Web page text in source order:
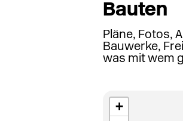
Bauten
Pläne, Fotos,
Bauwerke,
was mit wem
+